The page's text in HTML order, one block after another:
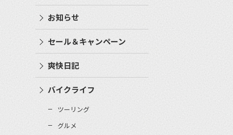
お知らせ
セール＆キャンペーン
爽快日記
バイクライフ
ツーリング
グルメ